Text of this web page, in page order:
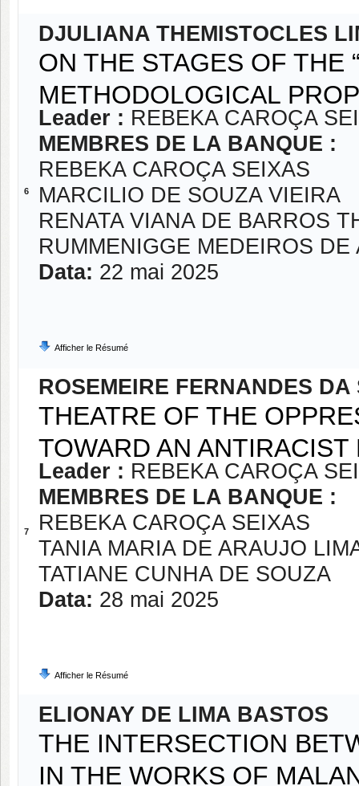
6
DJULIANA THEMISTOCLES
ON THE STAGES OF THE
METHODOLOGICAL
Leader : REBEKA CAROÇA
MEMBRES DE LA BANQUE :
REBEKA CAROÇA SEIXAS
MARCILIO DE SOUZA VIEIRA
RENATA VIANA DE BARROS
RUMMENIGGE MEDEIROS DE
Data: 22 mai 2025
Afficher le Résumé
7
ROSEMEIRE FERNANDES DA
THEATRE OF THE
TOWARD AN
Leader : REBEKA CAROÇA
MEMBRES DE LA BANQUE :
REBEKA CAROÇA SEIXAS
TANIA MARIA DE ARAUJO
TATIANE CUNHA DE SOUZA
Data: 28 mai 2025
Afficher le Résumé
ELIONAY DE LIMA BASTOS
THE INTERSECTION
IN THE WORKS OF